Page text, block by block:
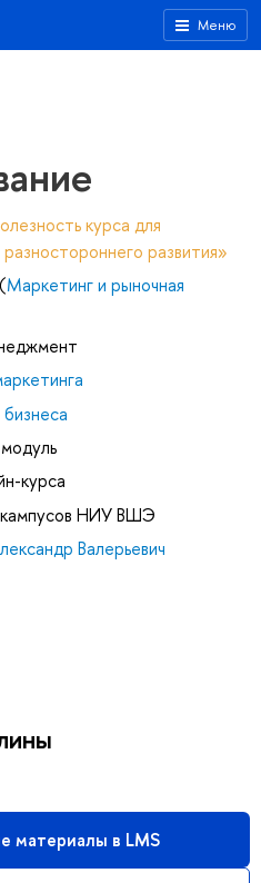
Меню
курса для
развития»
Маркетинг и рыночная
курса
кампусов НИУ ВШЭ
Валерьевич
материалы в LMS